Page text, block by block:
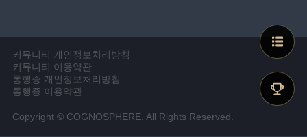
커뮤니티 개인정보처리방침
커뮤니티 이용약관
통행증 개인정보처리방침
통행증 이용약관
Copyright © COGNOSPHERE. All Rights Reserved.